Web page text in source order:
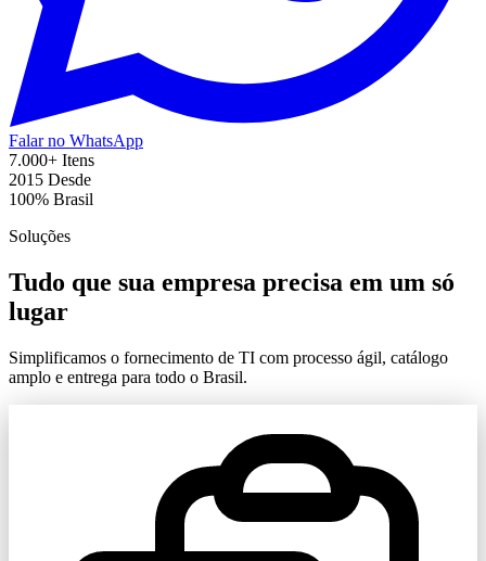
Falar no WhatsApp
7.000+ Itens
2015 Desde
100% Brasil
Soluções
Tudo que sua empresa precisa em um só
lugar
Simplificamos o fornecimento de TI com processo ágil, catálogo
amplo e entrega para todo o Brasil.